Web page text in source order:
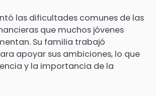
las dificultades comunes de las
que muchos jóvenes
Su familia trabajó
apoyar sus ambiciones, lo que
y la importancia de la